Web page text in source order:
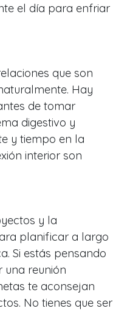
el día para enfriar
que son
Hay
de tomar
digestivo y
y tiempo en la
interior son
y la
planificar a largo
Si estás pensando
una reunión
te aconsejan
No tienes que ser